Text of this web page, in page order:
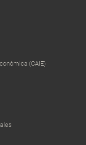
(CAIE)